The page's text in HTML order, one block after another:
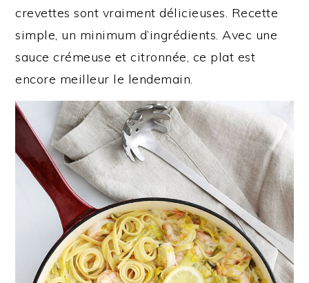
crevettes sont vraiment délicieuses. Recette
simple, un minimum d’ingrédients. Avec une
sauce crémeuse et citronnée, ce plat est
encore meilleur le lendemain.